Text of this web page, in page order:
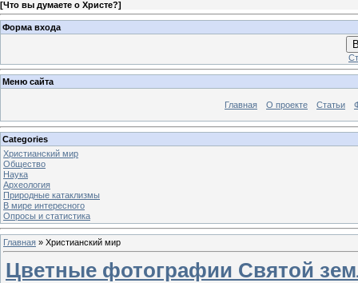
[Что вы думаете о Христе?]
Форма входа
Меню сайта
Главная О проекте Статьи
Categories
Христианский мир
Общество
Наука
Археология
Природные катаклизмы
В мире интересного
Опросы и статистика
Главная » Христианский мир
Цветные фотографии Святой